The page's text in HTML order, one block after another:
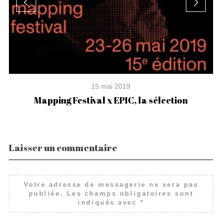
15 mai 2019
Mapping Festival x EPIC, la sélection
Laisser un commentaire
Votre adresse de messagerie ne sera pas
publiée.
Les champs obligatoires sont
indiqués avec*